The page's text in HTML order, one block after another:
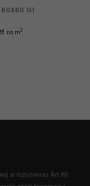
60X60 G1
za m2
w rozumieniu Art.66